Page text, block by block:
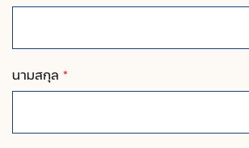
นามสกุล *